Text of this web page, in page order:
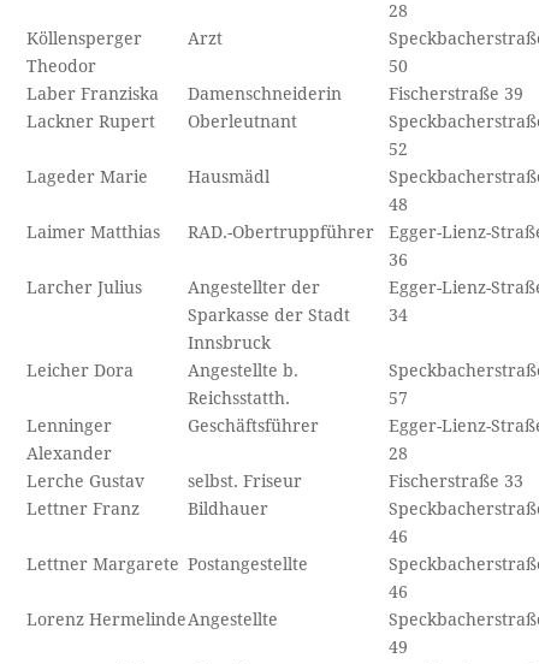
28
Köllensperger
Theodor
Arzt
50
Laber Franziska
Damenschneiderin
Fischerstraße 39
Lackner Rupert
Oberleutnant
52
Lageder Marie
Hausmädl
48
Laimer Matthias
RAD.-Obertruppführer
Egger-Lienz-
36
Larcher Julius
Angestellter der
Sparkasse der Stadt
Innsbruck
Egger-Lienz-
34
Leicher Dora
Angestellte b.
Reichsstatth.
57
Lenninger
Alexander
Geschäftsführer
Egger-Lienz-
28
Lerche Gustav
selbst. Friseur
Fischerstraße 33
Lettner Franz
Bildhauer
46
Lettner Margarete Postangestellte
46
Lorenz HermelindeAngestellte
49